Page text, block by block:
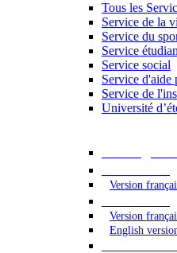
Tous les
Service de la
Service du
Service
Service social
Service d'aide
Service de
Université
Version
Version
English